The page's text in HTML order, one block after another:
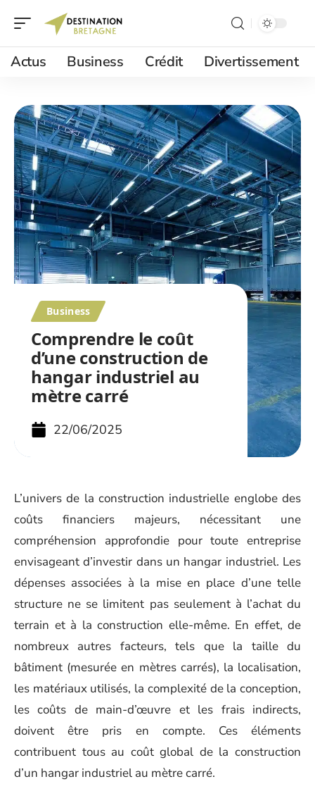
Actus Business Crédit Divertissement
Business
Comprendre le coût
d’une construction de
hangar industriel au
mètre carré
22/06/2025
L’univers de la construction industrielle englobe des
coûts financiers majeurs, nécessitant une
compréhension approfondie pour toute entreprise
envisageant d’investir dans un hangar industriel. Les
dépenses associées à la mise en place d’une telle
structure ne se limitent pas seulement à l’achat du
terrain et à la construction elle-même. En effet, de
nombreux autres facteurs, tels que la taille du
bâtiment (mesurée en mètres carrés), la localisation,
les matériaux utilisés, la complexité de la conception,
les coûts de main-d’œuvre et les frais indirects,
doivent être pris en compte. Ces éléments
contribuent tous au coût global de la construction
d’un hangar industriel au mètre carré.